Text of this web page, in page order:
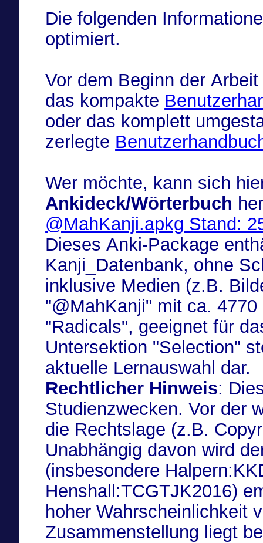
Die folgenden
optimiert.
Vor dem Beginn der
das kompakte
oder das komplett
zerlegte
Wer möchte, kann sich
Ankideck/Wörterbuch
@MahKanji.apkg Stand:
Dieses Anki-Package
Kanji_Datenbank, ohne
inklusive Medien (z.B.
"@MahKanji" mit ca.
"Radicals", geeignet für
Untersektion "Selection"
aktuelle Lernauswahl dar.
Rechtlicher Hinweis:
Studienzwecken. Vor der
die Rechtslage (z.B.
Unabhängig davon wird
(insbesondere
Henshall:TCGTJK2016)
hoher Wahrscheinlichkeit
Zusammenstellung liegt